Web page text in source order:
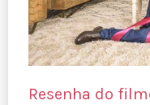
Resenha do